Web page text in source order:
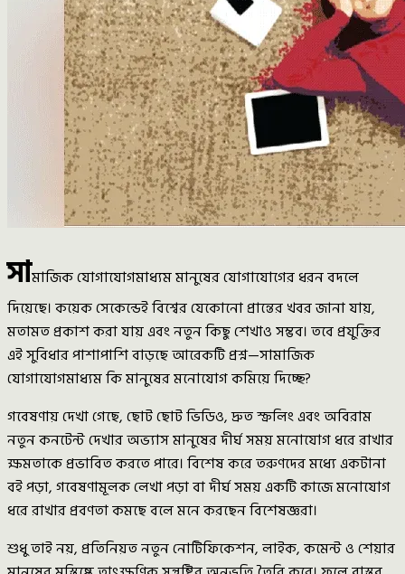
সামাজিক যোগাযোগমাধ্যম মানুষের যোগাযোগের ধরন বদলে
দিয়েছে। কয়েক সেকেন্ডেই বিশ্বের যেকোনো প্রান্তের খবর জানা যায়,
মতামত প্রকাশ করা যায় এবং নতুন কিছু শেখাও সম্ভব। তবে প্রযুক্তির
এই সুবিধার পাশাপাশি বাড়ছে আরেকটি প্রশ্ন—সামাজিক
যোগাযোগমাধ্যম কি মানুষের মনোযোগ কমিয়ে দিচ্ছে?
গবেষণায় দেখা গেছে, ছোট ছোট ভিডিও, দ্রুত স্ক্রলিং এবং অবিরাম
নতুন কনটেন্ট দেখার অভ্যাস মানুষের দীর্ঘ সময় মনোযোগ ধরে রাখার
ক্ষমতাকে প্রভাবিত করতে পারে। বিশেষ করে তরুণদের মধ্যে একটানা
বই পড়া, গবেষণামূলক লেখা পড়া বা দীর্ঘ সময় একটি কাজে মনোযোগ
ধরে রাখার প্রবণতা কমছে বলে মনে করছেন বিশেষজ্ঞরা।
শুধু তাই নয়, প্রতিনিয়ত নতুন নোটিফিকেশন, লাইক, কমেন্ট ও শেয়ার